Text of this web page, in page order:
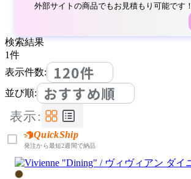
外部サイトの商品でもお見積もり可能です！
検索結果
1件
表示件数:
120件
並び順: おすすめ順
表示:
QuickShip
発注から最短2週間で納品